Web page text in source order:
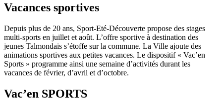
Vacances sportives
Depuis plus de 20 ans, Sport-Eté-Découverte propose des stages
multi-sports en juillet et août. L’offre sportive à destination des
jeunes Talmondais s’étoffe sur la commune. La Ville ajoute des
animations sportives aux petites vacances. Le dispositif « Vac’en
Sports » programme ainsi une semaine d’activités durant les
vacances de février, d’avril et d’octobre.
Vac’en SPORTS